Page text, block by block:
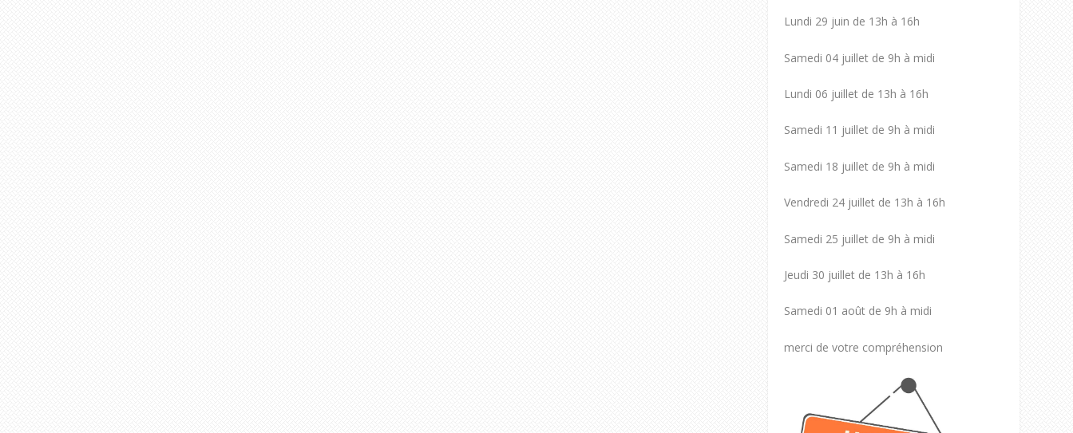
Lundi 29 juin de 13h à 16h
Samedi 04 juillet de 9h à midi
Lundi 06 juillet de 13h à 16h
Samedi 11 juillet de 9h à midi
Samedi 18 juillet de 9h à midi
Vendredi 24 juillet de 13h à 16h
Samedi 25 juillet de 9h à midi
Jeudi 30 juillet de 13h à 16h
Samedi 01 août de 9h à midi
merci de votre compréhension